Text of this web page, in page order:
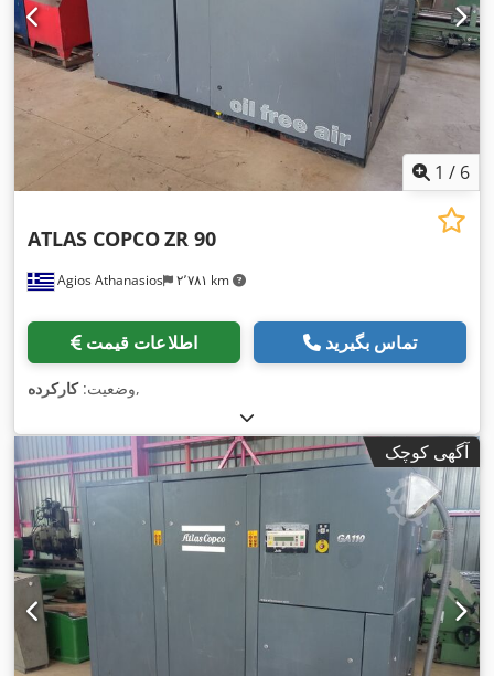
1 / 6
Agios Athanasios ۲٬۷۸۱ km
ATLAS COPCOZR 90
اطلاعات قیمت تماس بگیرید
وضعیت:کارکرده ,
آگهی کوچک